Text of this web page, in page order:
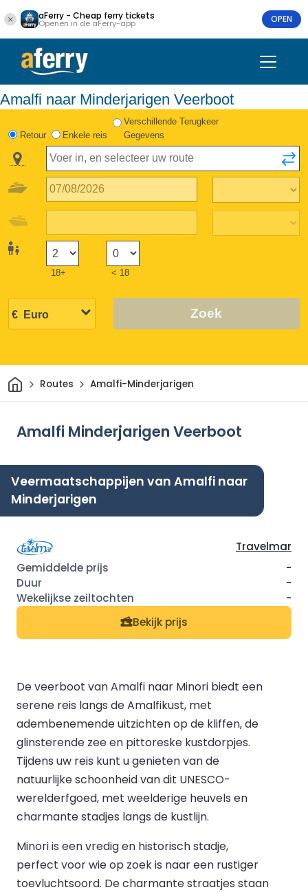
aFerry - Cheap ferry tickets
Openen in de aFerry-app OPEN
Amalfi naar Minderjarigen Veerboot
Retour Enkele reis
Verschillende Terugkeer
Gegevens
18+ < 18
Zoek
ThuisRoutes Amalfi-Minderjarigen
Amalfi Minderjarigen Veerboot
Veermaatschappijen van Amalfi naar
Minderjarigen
Travelmar
-
-
-
Bekijk prijs
De veerboot van Amalfi naar Minori biedt een
serene reis langs de Amalfikust, met
adembenemende uitzichten op de kliffen, de
glinsterende zee en pittoreske kustdorpjes.
Tijdens uw reis kunt u genieten van de
natuurlijke schoonheid van dit UNESCO-
werelderfgoed, met weelderige heuvels en
charmante stadjes langs de kustlijn.
Minori is een vredig en historisch stadje,
perfect voor wie op zoek is naar een rustiger
toevluchtsoord. De charmante straatjes staan